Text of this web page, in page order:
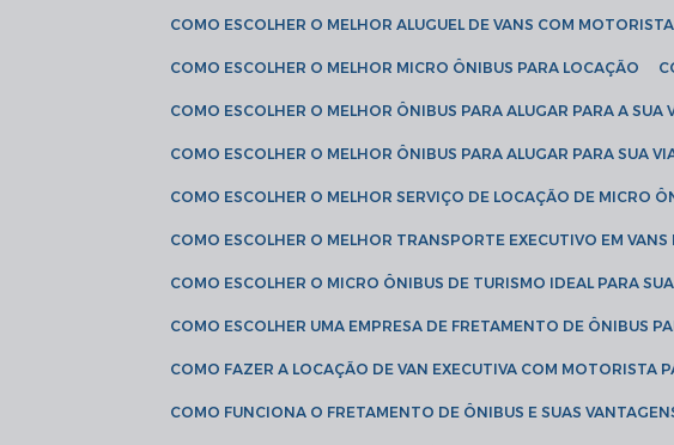
COMO ESCOLHER O MELHOR ALUGUEL DE VANS COM
COMO ESCOLHER O MELHOR MICRO ÔNIBUS PARA LOCAÇÃO
COMO ESCOLHER O MELHOR ÔNIBUS PARA ALUGAR PARA A SUA
COMO ESCOLHER O MELHOR ÔNIBUS PARA ALUGAR PARA SUA
COMO ESCOLHER O MELHOR SERVIÇO DE LOCAÇÃO DE MICRO
COMO ESCOLHER O MELHOR TRANSPORTE EXECUTIVO EM
COMO ESCOLHER O MICRO ÔNIBUS DE TURISMO IDEAL PARA
COMO ESCOLHER UMA EMPRESA DE FRETAMENTO DE ÔNIBUS
COMO FAZER A LOCAÇÃO DE VAN EXECUTIVA COM MOTORISTA
COMO FUNCIONA O FRETAMENTO DE ÔNIBUS E SUAS